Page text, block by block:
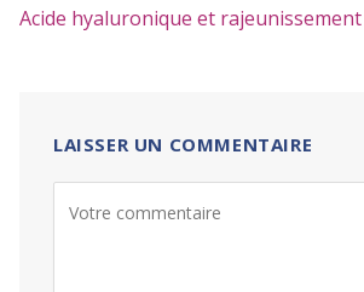
Acide hyaluronique et
LAISSER UN COMMENTAIRE